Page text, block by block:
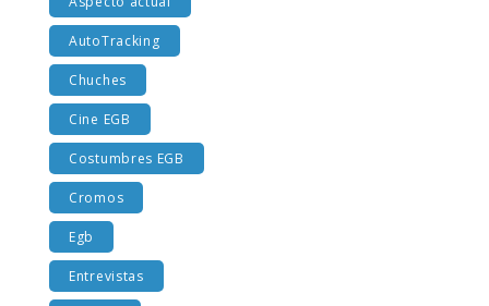
Aspecto actual
AutoTracking
Chuches
Cine EGB
Costumbres EGB
Cromos
Egb
Entrevistas